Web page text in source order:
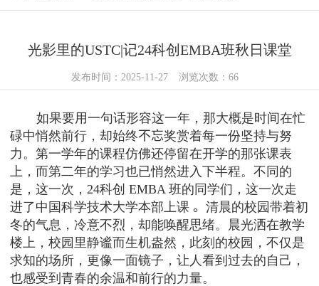
光影里的USTC|记24科创EMBA班秋日课堂
发布时间：2025-11-27 浏览次数： 66
如果要用一句话形容这一年，那大概是时间在忙
碌中悄然前行，却始终不忘奖赏着每一份坚持与努
力。第一学年的课程仿佛还停留在开学的那张课表
上，而第二年的学习也已悄然进入下半程。不同的
是，这一次， 24科创 EMBA 班的同学们，这一次走
进了中国科学技术大学本部上课 。 清晨的校园带着初
冬的气息，冷意不烈，却能唤醒思绪。晨光洒在教学
楼上，校园里静谧而生机盎然，此刻的校园，不仅是
求知的场所，更像一面镜子，让人看到过去的自己，
也感受到青春的余温和前行的力量。